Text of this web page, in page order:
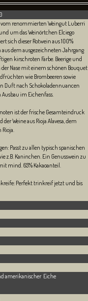
vom renommierten Weingut Luberri
um das Weinörtchen Elciego
sich dieser Rotwein aus 100%
aus dem ausgezeichneten Jahrgang
kirschroten Farbe. Beerige und
Nase mit einem schönen Bouquet
wie Brombeeren sowie
Duft nach Schokoladennuancen
im Eichenfass.
ist der frische Gesamteindruck
der Weine aus Rioja Alavesa, dem
Rioja.
Passt zu allen typisch spanischen
z.B. Kaninchen. Ein Genusswein zu
mind. 65% Kakaoanteil.
Perfekt trinkreif jetzt und bis
amerikanischer Eiche